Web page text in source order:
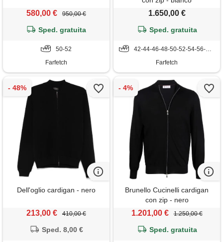
580,00 € 950,00 €
Sped. gratuita
50-52
Farfetch
1.650,00 €
Sped. gratuita
42-44-46-48-50-52-54-56-58-60-62-64
Farfetch
Dell'oglio cardigan - nero
213,00 € 410,00 €
Sped. 8,00 €
Brunello Cucinelli cardigan
con zip - nero
1.201,00 € 1.250,00 €
Sped. gratuita